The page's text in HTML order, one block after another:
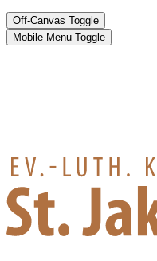
Off-Canvas Toggle
Mobile Menu Toggle